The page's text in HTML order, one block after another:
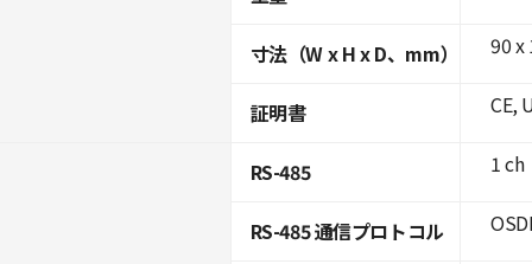
寸法（W x H x D、mm）
証明書
RS-485
RS-485 通信プロトコル
90 x
CE,
1 ch